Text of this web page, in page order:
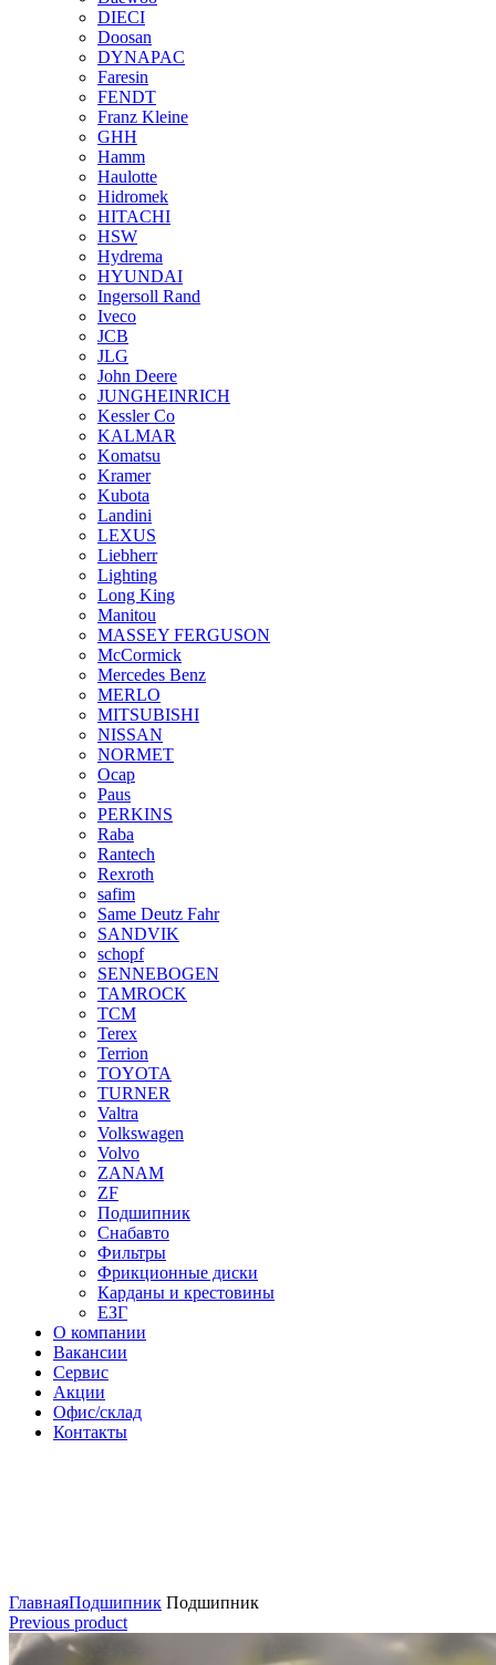
DIECI
Doosan
DYNAPAC
Faresin
FENDT
Franz Kleine
GHH
Hamm
Haulotte
Hidromek
HITACHI
HSW
Hydrema
HYUNDAI
Ingersoll Rand
Iveco
JCB
JLG
John Deere
JUNGHEINRICH
Kessler Co
KALMAR
Komatsu
Kramer
Kubota
Landini
LEXUS
Liebherr
Lighting
Long King
Manitou
MASSEY FERGUSON
McCormick
Mercedes Benz
MERLO
MITSUBISHI
NISSAN
NORMET
Ocap
Paus
PERKINS
Raba
Rantech
Rexroth
safim
Same Deutz Fahr
SANDVIK
schopf
SENNEBOGEN
TAMROCK
TCM
Terex
Terrion
TOYOTA
TURNER
Valtra
Volkswagen
Volvo
ZANAM
ZF
Подшипник
Снабавто
Фильтры
Фрикционные диски
Карданы и крестовины
ЕЗГ
О компании
Вакансии
Сервис
Акции
Офис/склад
Контакты
ГлавнаяПодшипник Подшипник
Previous product